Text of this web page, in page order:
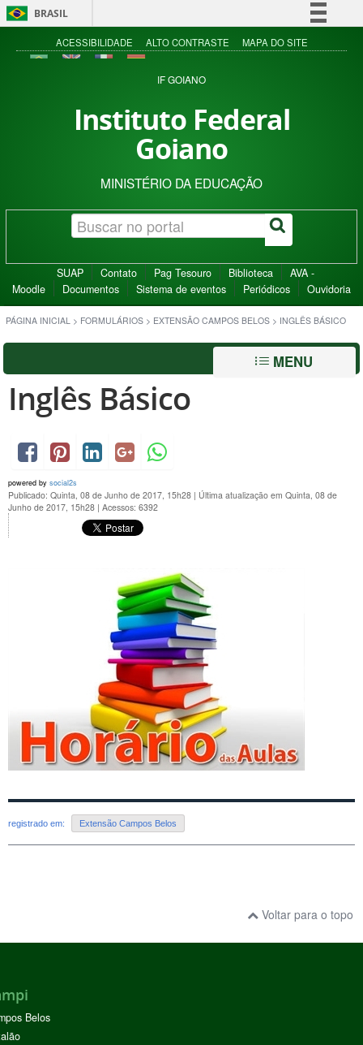
BRASIL
Simplifique!
Acesso à informação
ACESSIBILIDADE ALTO CONTRASTE MAPA DO SITE
IF GOIANO
Instituto Federal
Goiano
MINISTÉRIO DA EDUCAÇÃO
SUAP Contato Pag Tesouro Biblioteca
AVA -
Moodle
Documentos Sistema de eventos Periódicos Ouvidoria
PÁGINA INICIAL > FORMULÁRIOS > EXTENSÃO CAMPOS BELOS > INGLÊS BÁSICO
MENU
Inglês Básico
powered by social2s
Publicado: Quinta, 08 de Junho de 2017, 15h28 | Última atualização em Quinta, 08 de
Junho de 2017, 15h28 | Acessos: 6392
registrado em: Extensão Campos Belos
Voltar para o topo
Belos